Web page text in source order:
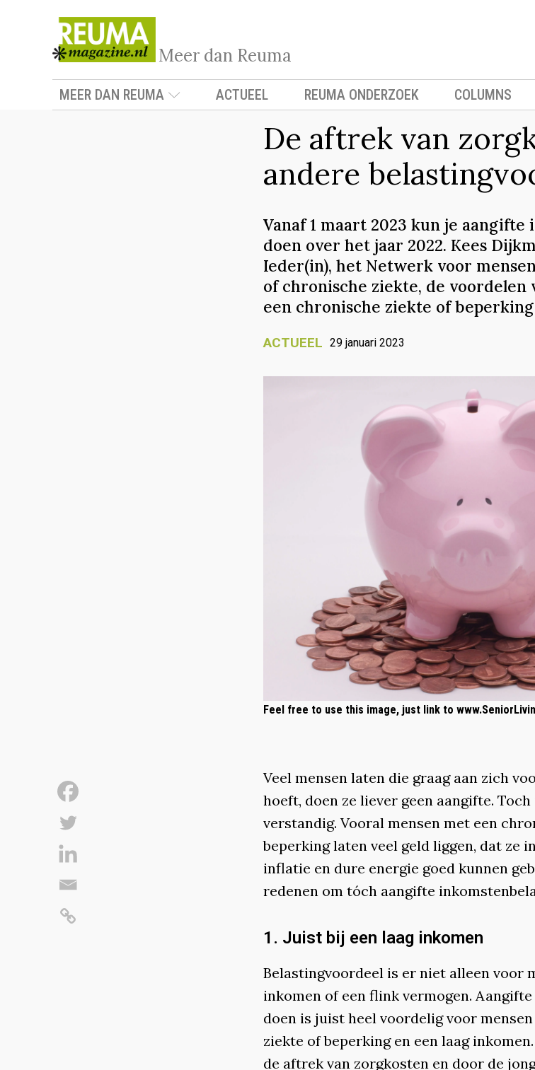
Meer dan Reuma
MEER DAN REUMA ACTUEEL REUMA ONDERZOEK COLUMNS
De aftrek van
andere
Vanaf 1 maart 2023 kun je
doen over het jaar 2022. Kees
Ieder(in), het Netwerk voor
of chronische ziekte, de voordelen
een chronische ziekte of
ACTUEEL 29 januari 2023
Feel free to use this image, just link to
Veel mensen laten die graag aan zich
hoeft, doen ze liever geen aangifte.
verstandig. Vooral mensen met een
beperking laten veel geld liggen, dat ze
inflatie en dure energie goed kunnen
redenen om tóch aangifte
1. Juist bij een laag inkomen
Belastingvoordeel is er niet alleen voor
inkomen of een flink vermogen.
doen is juist heel voordelig voor
ziekte of beperking en een laag
de aftrek van zorgkosten en door de